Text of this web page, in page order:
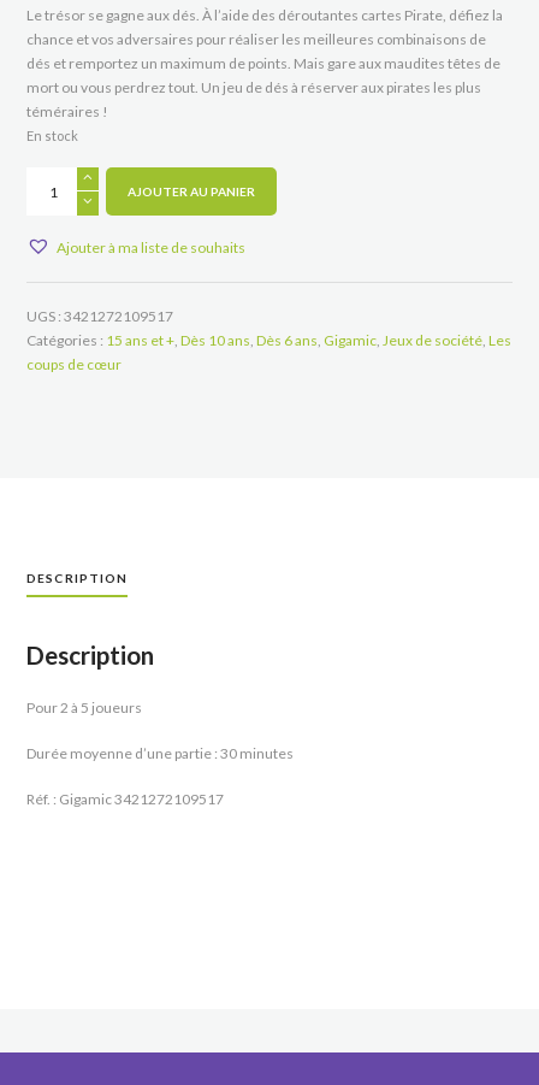
Le trésor se gagne aux dés. À l’aide des déroutantes cartes Pirate, défiez la
chance et vos adversaires pour réaliser les meilleures combinaisons de
dés et remportez un maximum de points. Mais gare aux maudites têtes de
mort ou vous perdrez tout. Un jeu de dés à réserver aux pirates les plus
téméraires !
En stock
!
AJOUTER AU PANIER
Ajouter à ma liste de souhaits
UGS :3421272109517
Catégories : 15 ans et + ,Dès 10 ans ,Dès 6 ans Gigamic Jeux de société ,Les
coups de cœur
DESCRIPTION
Description
Pour 2 à 5 joueurs
Durée moyenne d’une partie : 30 minutes
Réf. : Gigamic 3421272109517